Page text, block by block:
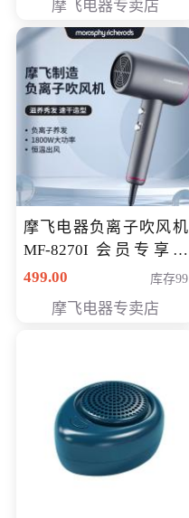
摩飞电器专卖店
摩飞电器负离子吹风机
MF-8270I 会员专享价
369元
499.00 库存99
摩飞电器专卖店